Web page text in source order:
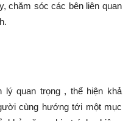
chăm sóc các bên liên quan
lý quan trọng , thể hiện khả
cùng hướng tới một mục